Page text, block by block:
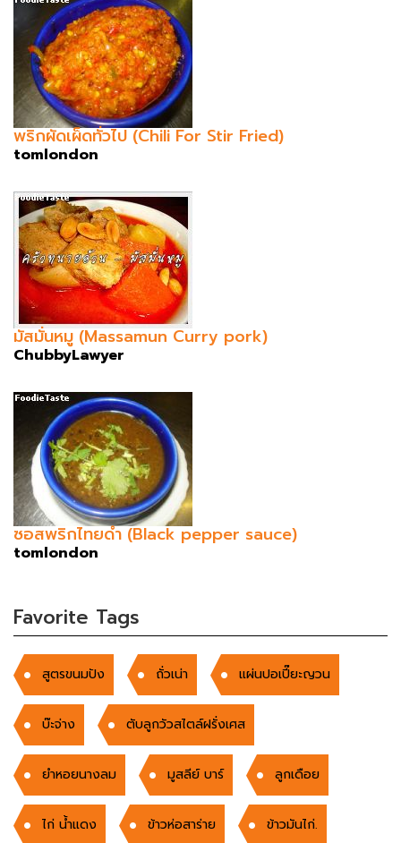
พริกผัดเผ็ดทั่วไป (Chili For Stir Fried)
tomlondon
มัสมั่นหมู (Massamun Curry pork)
ChubbyLawyer
ซอสพริกไทยดำ (Black pepper sauce)
tomlondon
Favorite Tags
สูตรขนมปัง ถั่วเน่า แผ่นปอเปี๊ยะญวน
บ๊ะจ่าง ตับลูกวัวสไตล์ฝรั่งเศส
ยำหอยนางลม มูสลีย์ บาร์ ลูกเดือย
ไก่ น้ำแดง ข้าวห่อสาร่าย ข้าวมันไก่.